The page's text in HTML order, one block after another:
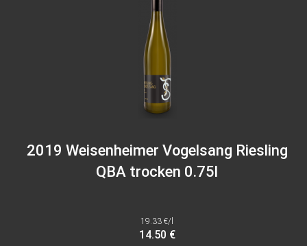
2019 Weisenheimer Vogelsang Riesling
QBA trocken 0.75l
19.33 €/l
14.50 €